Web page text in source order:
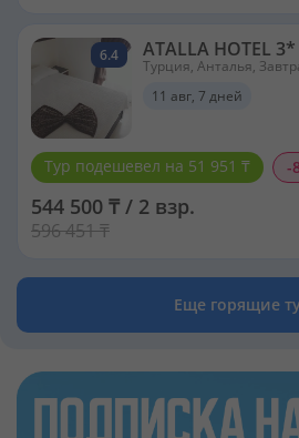
6.4 ATALLA HOTEL 3*
Турция, Анталья,
11 авг, 7 дней
Тур подешевел на 51 951 ₸ -
544 500 ₸ / 2 взр.
596 451 ₸
Еще горящие